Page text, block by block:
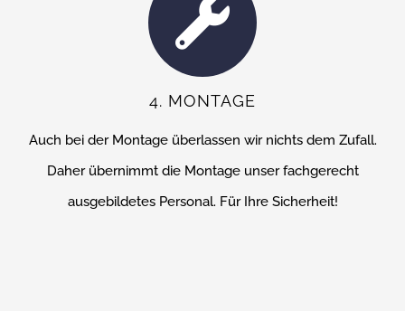
4. MONTAGE
Auch bei der Montage überlassen wir nichts dem Zufall.
Daher übernimmt die Montage unser fachgerecht
ausgebildetes Personal. Für Ihre Sicherheit!